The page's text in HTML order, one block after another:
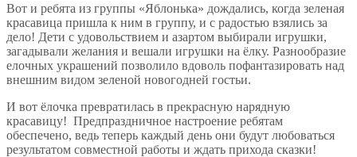
Вот и ребята из группы «Яблонька» дождались, когда зеленая
красавица пришла к ним в группу, и с радостью взялись за
дело! Дети с удовольствием и азартом выбирали игрушки,
загадывали желания и вешали игрушки на ёлку. Разнообразие
елочных украшений позволило вдоволь пофантазировать над
внешним видом зеленой новогодней гостьи.
И вот ёлочка превратилась в прекрасную нарядную
красавицу! Предпраздничное настроение ребятам
обеспечено, ведь теперь каждый день они будут любоваться
результатом совместной работы и ждать прихода сказки!